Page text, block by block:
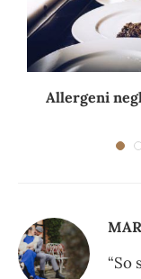
Allergeni
“So